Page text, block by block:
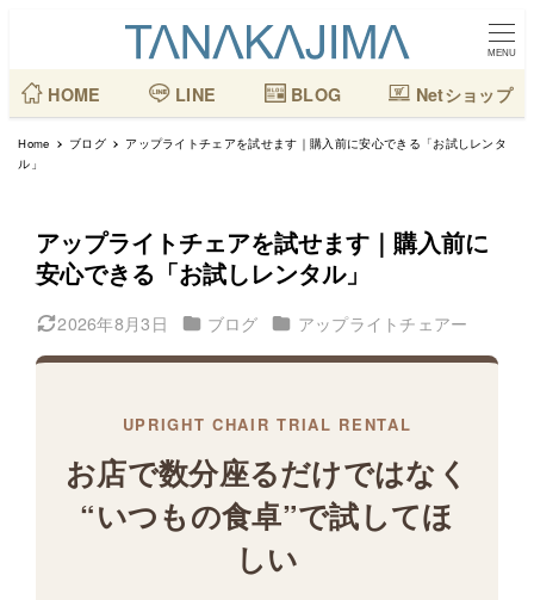
ン
コ
ン
MENU
HOME LINE BLOG Netショップ
Home ブログ
アップライトチェアを試せます｜購入前に安心できる「お試しレンタ
ル」
アップライトチェアを試せます｜購入前に
安心できる「お試しレンタル」
更新日
2026年8月3日 カテゴリー
ブログ カテゴリー
アップライトチェアー
UPRIGHT CHAIR TRIAL RENTAL
お店で数分座るだけではなく
“いつもの食卓”で試してほ
しい